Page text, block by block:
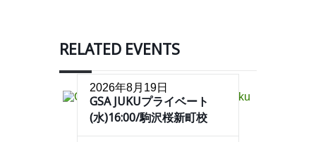
RELATED EVENTS
2026年8月19日
GSA JUKUプライベート
(水)16:00/駒沢桜新町校